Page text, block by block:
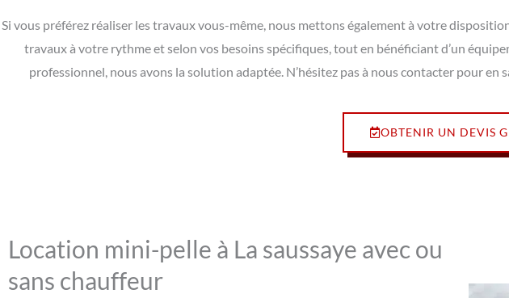
Si vous préférez réaliser les travaux vous-même, nous mettons également à votre
travaux à votre rythme et selon vos besoins spécifiques, tout en bénéficiant d’un
professionnel, nous avons la solution adaptée. N’hésitez pas à nous contacter pour
OBTENIR UN DEVIS
Location mini-pelle à La saussaye avec ou
sans chauffeur